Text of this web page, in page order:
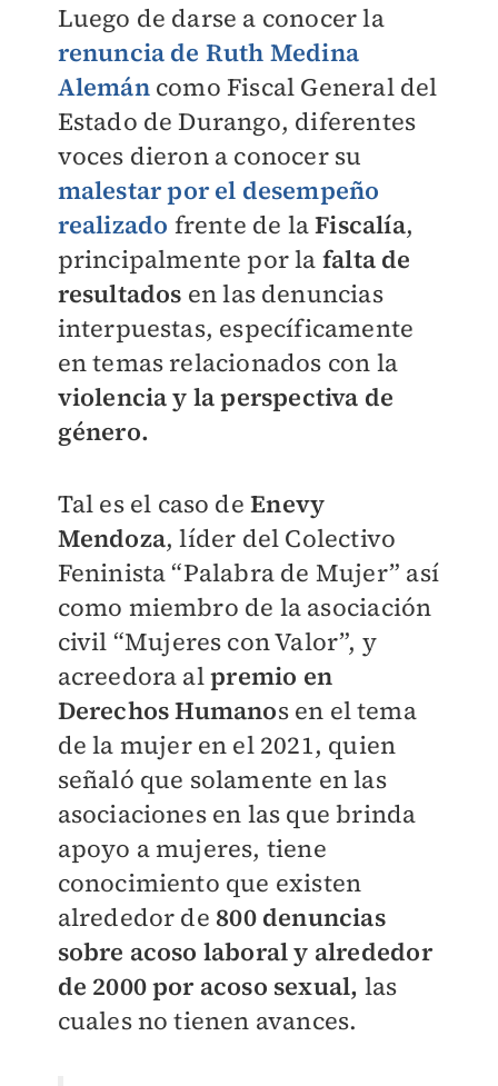
Luego de darse a conocer la
renuncia de Ruth Medina
Alemáncomo Fiscal General del
Estado de Durango, diferentes
voces dieron a conocer su
malestar por el desempeño
realizado frente de laFiscalía,
principalmente por la falta de
resultados en las denuncias
interpuestas, específicamente
en temas relacionados con la
violencia y la perspectiva de
género.
Tal es el caso deEnevy
Mendoza, líder del Colectivo
Feninista “Palabra de Mujer” así
como miembro de la asociación
civil “Mujeres con Valor”, y
acreedora alpremio en
Derechos Humanos en el tema
de la mujer en el 2021, quien
señaló que solamente en las
asociaciones en las que brinda
apoyo a mujeres, tiene
conocimiento que existen
alrededor de 800 denuncias
sobre acoso laboral y alrededor
de 2000 por acoso sexual, las
cuales no tienen avances.